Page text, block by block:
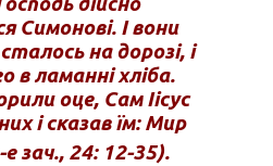
Симонові. І вони
на дорозі, і
в ламанні хліба.
оце, Сам Іісус
і сказав їм: Мир
зач., 24: 12-35).